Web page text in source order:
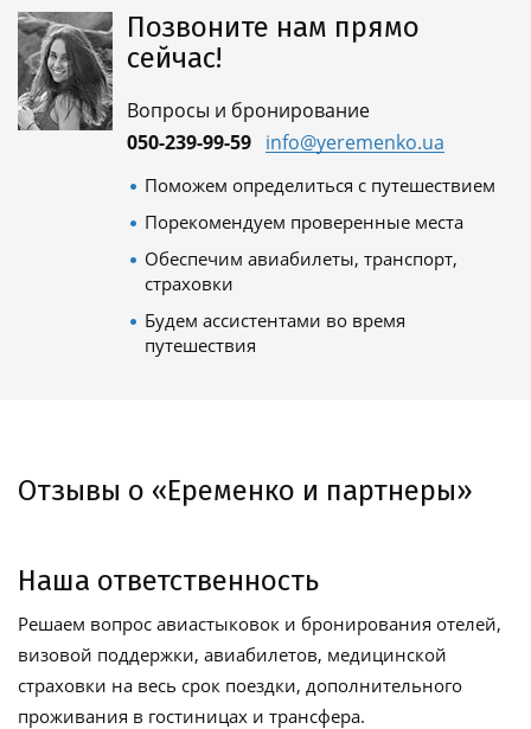
Позвоните нам прямо
сейчас!
Вопросы и бронирование
050-239-99-59 info@yeremenko.ua
Поможем определиться с путешествием
Порекомендуем проверенные места
Обеспечим авиабилеты, транспорт,
страховки
Будем ассистентами во время
путешествия
Отзывы о «Еременко и партнеры»
Наша ответственность
Решаем вопрос авиастыковок и бронирования отелей,
визовой поддержки, авиабилетов, медицинской
страховки на весь срок поездки, дополнительного
проживания в гостиницах и трансфера.